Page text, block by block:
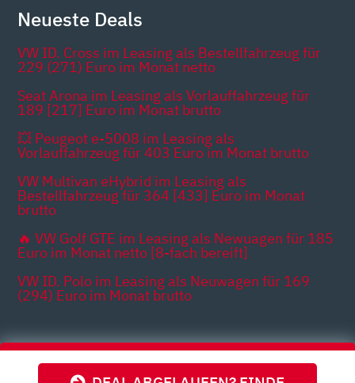
Neueste Deals
VW ID. Cross im Leasing als Bestellfahrzeug für
229 (271) Euro im Monat netto
Seat Arona im Leasing als Vorlauffahrzeug für
189 [217] Euro im Monat brutto
💥 Peugeot e-5008 im Leasing als
Vorlauffahrzeug für 403 Euro im Monat brutto
VW Multivan eHybrid im Leasing als
Bestellfahrzeug für 364 [433] Euro im Monat
brutto
🔥 VW Golf GTE im Leasing als Newuagen für 185
Euro im Monat netto [8-fach bereift]
VW ID. Polo im Leasing als Neuwagen für 169
(294) Euro im Monat brutto